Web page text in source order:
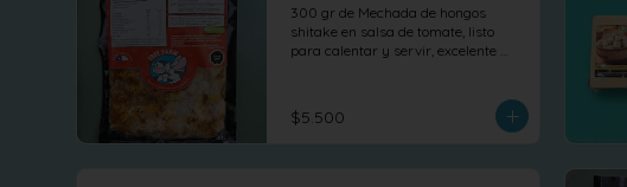
300 gr de Mechada de hongos
shitake en salsa de tomate, listo
para calentar y servir, excelente
$5.500